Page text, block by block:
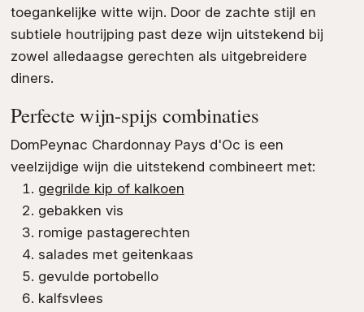
toegankelijke witte wijn. Door de zachte stijl en
subtiele houtrijping past deze wijn uitstekend bij
zowel alledaagse gerechten als uitgebreidere
diners.
Perfecte wijn-spijs combinaties
DomPeynac Chardonnay Pays d'Oc is een
veelzijdige wijn die uitstekend combineert met:
gegrilde kip of kalkoen
gebakken vis
romige pastagerechten
salades met geitenkaas
gevulde portobello
kalfsvlees